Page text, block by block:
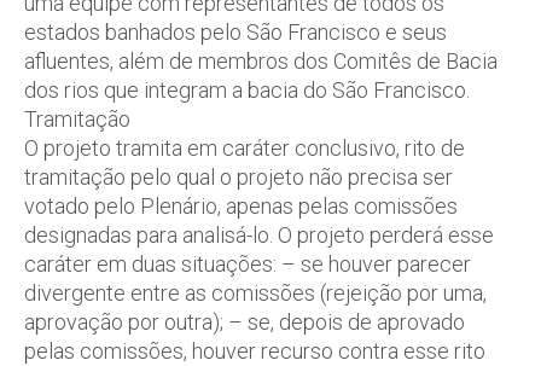
estados banhados pelo São Francisco e seus
afluentes, além de membros dos Comitês de Bacia
dos rios que integram a bacia do São Francisco.
Tramitação
O projeto tramita em caráter conclusivo, rito de
tramitação pelo qual o projeto não precisa ser
votado pelo Plenário, apenas pelas comissões
designadas para analisá-lo. O projeto perderá esse
caráter em duas situações: – se houver parecer
divergente entre as comissões (rejeição por uma,
aprovação por outra); – se, depois de aprovado
pelas comissões, houver recurso contra esse rito